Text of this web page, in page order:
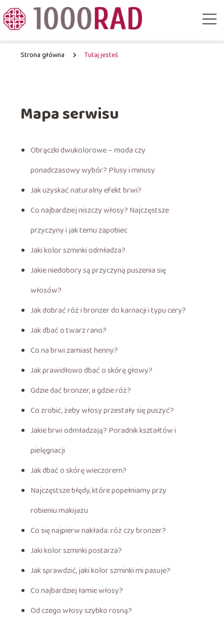
Strona główna Tutaj jesteś
Mapa serwisu
Obrączki dwukolorowe – moda czy
ponadczasowy wybór? Plusy i minusy
Jak uzyskać naturalny efekt brwi?
Co najbardziej niszczy włosy? Najczęstsze
przyczyny i jak temu zapobiec
Jaki kolor szminki odmładza?
Jakie niedobory są przyczyną puszenia się
włosów?
Jak dobrać róż i bronzer do karnacji i typu cery?
Jak dbać o twarz rano?
Co na brwi zamiast henny?
Jak prawidłowo dbać o skórę głowy?
Gdzie dać bronzer, a gdzie róż?
Co zrobić, żeby włosy przestały się puszyć?
Jakie brwi odmładzają? Poradnik kształtów i
pielęgnacji
Jak dbać o skórę wieczorem?
Najczęstsze błędy, które popełniamy przy
robieniu makijażu
Co się najpierw nakłada: róż czy bronzer?
Jaki kolor szminki postarza?
Jak sprawdzić, jaki kolor szminki mi pasuje?
Co najbardziej łamie włosy?
Od czego włosy szybko rosną?